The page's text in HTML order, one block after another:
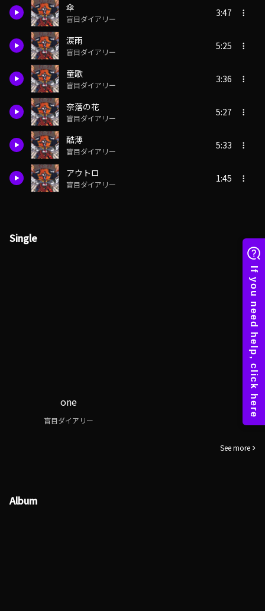
傘
盲目ダイアリー
3:47
涙雨
盲目ダイアリー
5:25
童歌
盲目ダイアリー
3:36
奈落の花
盲目ダイアリー
5:27
酷薄
盲目ダイアリー
5:33
アウトロ
盲目ダイアリー
1:45
Single
one
盲目ダイアリー
See more
Album